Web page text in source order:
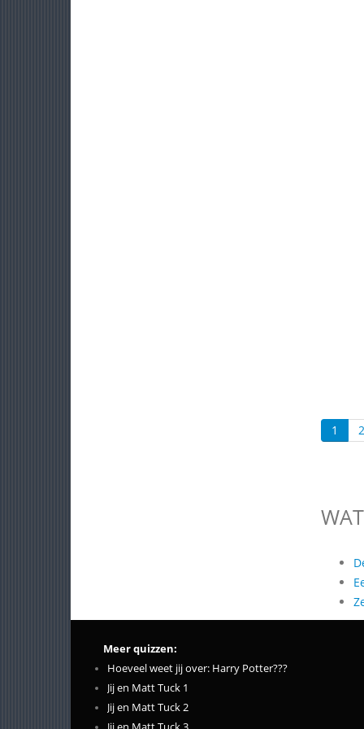
1 2
Meer quizzen:
Hoeveel weet jij over: Harry Potter???
Jij en Matt Tuck 1
Jij en Matt Tuck 2